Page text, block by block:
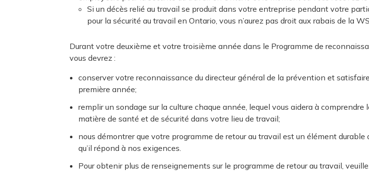
Si un décès relié au travail se produit dans votre entreprise pendant votre
pour la sécurité au travail en Ontario, vous n’aurez pas droit aux rabais de la
Durant votre deuxième et votre troisième année dans le Programme de
vous devrez :
conserver votre reconnaissance du directeur général de la prévention et
première année;
remplir un sondage sur la culture chaque année, lequel vous aidera à
matière de santé et de sécurité dans votre lieu de travail;
nous démontrer que votre programme de retour au travail est un élément
qu’il répond à nos exigences.
Pour obtenir plus de renseignements sur le programme de retour au travail,